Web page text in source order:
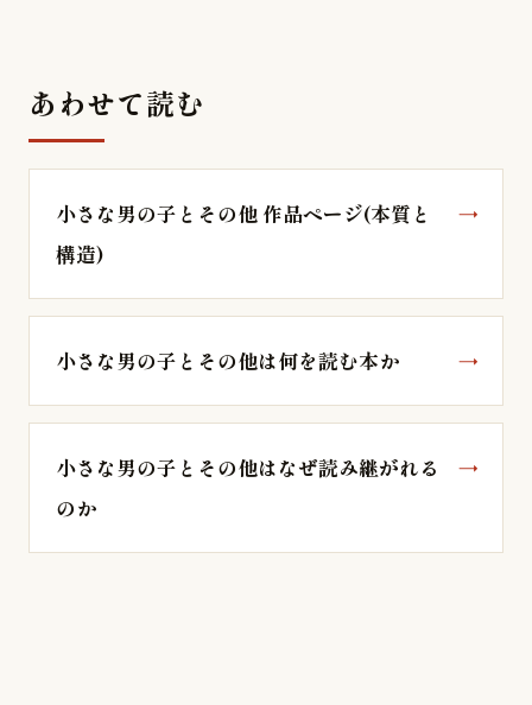
あわせて読む
小さな男の子とその他 作品ページ(本質と
構造)
小さな男の子とその他は何を読む本か
小さな男の子とその他はなぜ読み継がれる
のか